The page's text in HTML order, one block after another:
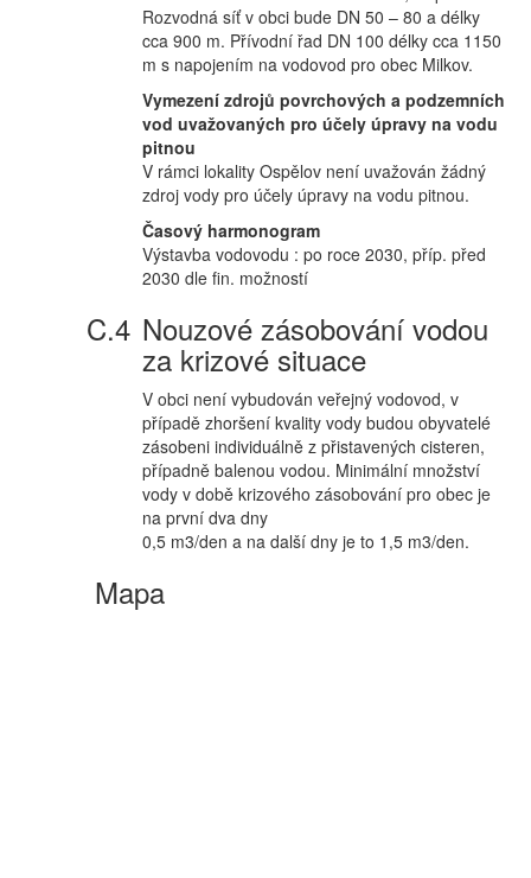
Rozvodná síť v obci bude DN 50 – 80 a délky
cca 900 m. Přívodní řad DN 100 délky cca 1150
m s napojením na vodovod pro obec Milkov.
Vymezení zdrojů povrchových a podzemních
vod uvažovaných pro účely úpravy na vodu
pitnou
V rámci lokality Ospělov není uvažován žádný
zdroj vody pro účely úpravy na vodu pitnou.
Časový harmonogram
Výstavba vodovodu : po roce 2030, příp. před
2030 dle fin. možností
Nouzové zásobování vodou
za krizové situace
V obci není vybudován veřejný vodovod, v
případě zhoršení kvality vody budou obyvatelé
zásobeni individuálně z přistavených cisteren,
případně balenou vodou. Minimální množství
vody v době krizového zásobování pro obec je
na první dva dny
0,5 m3/den a na další dny je to 1,5 m3/den.
Mapa